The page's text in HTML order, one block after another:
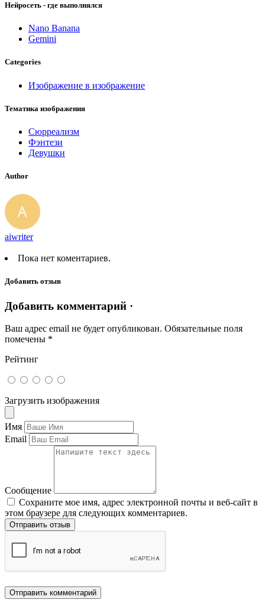
Нейросеть - где выполнялся
Nano Banana
Gemini
Categories
Изображение в изображение
Тематика изображения
Сюрреализм
Фэнтези
Девушки
Author
aiwriter
Пока нет коментариев.
Добавить отзыв
Добавить комментарий ·
Ваш адрес email не будет опубликован. Обязательные поля
помечены *
Рейтинг
Загрузить изображения
Имя
Email
Сообщение
Сохраните мое имя, адрес электронной почты и веб-сайт в
этом браузере для следующих комментариев.
Отправить отзыв